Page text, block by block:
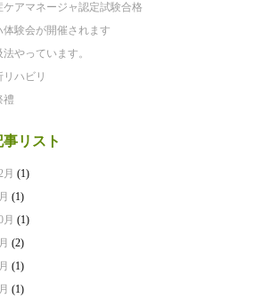
ケアマネージャ認定試験合格
体験会が開催されます
やっています。
リハビリ
禮
事リスト
月 (1)
(1)
月 (1)
(2)
(1)
(1)